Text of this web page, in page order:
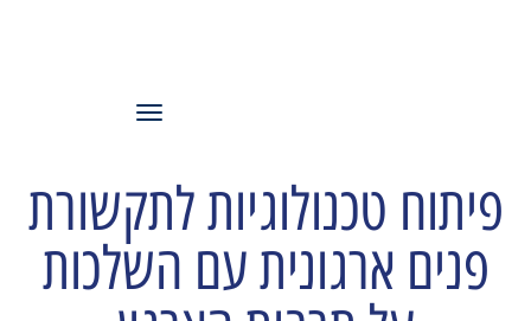
תפריט
פיתוח טכנולוגיות לתקשורת
פנים ארגונית עם השלכות